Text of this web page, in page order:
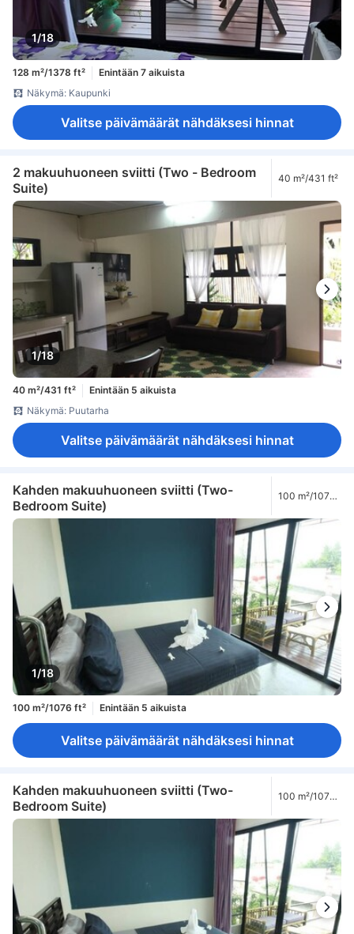
1/18
128 m²/1378 ft²
Enintään 7 aikuista
Näkymä: Kaupunki
Valitse päivämäärät nähdäksesi hinnat
2 makuuhuoneen sviitti (Two - Bedroom
Suite)
40 m²/431 ft²
1/18
40 m²/431 ft²
Enintään 5 aikuista
Näkymä: Puutarha
Valitse päivämäärät nähdäksesi hinnat
Kahden makuuhuoneen sviitti (Two-
Bedroom Suite)
100 m²/1076
1/18
100 m²/1076 ft² Enintään 5 aikuista
Valitse päivämäärät nähdäksesi hinnat
Kahden makuuhuoneen sviitti (Two-
Bedroom Suite)
100 m²/1076